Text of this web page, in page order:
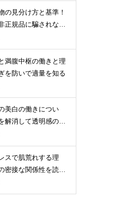
の見分け方と基準！
正規品に騙されない
ョップでの購入
満腹中枢の働きと理
を防いで適量を知る
美白の働きについ
解消して透明感のあ
スで肌荒れする理
密接な関係性を読み